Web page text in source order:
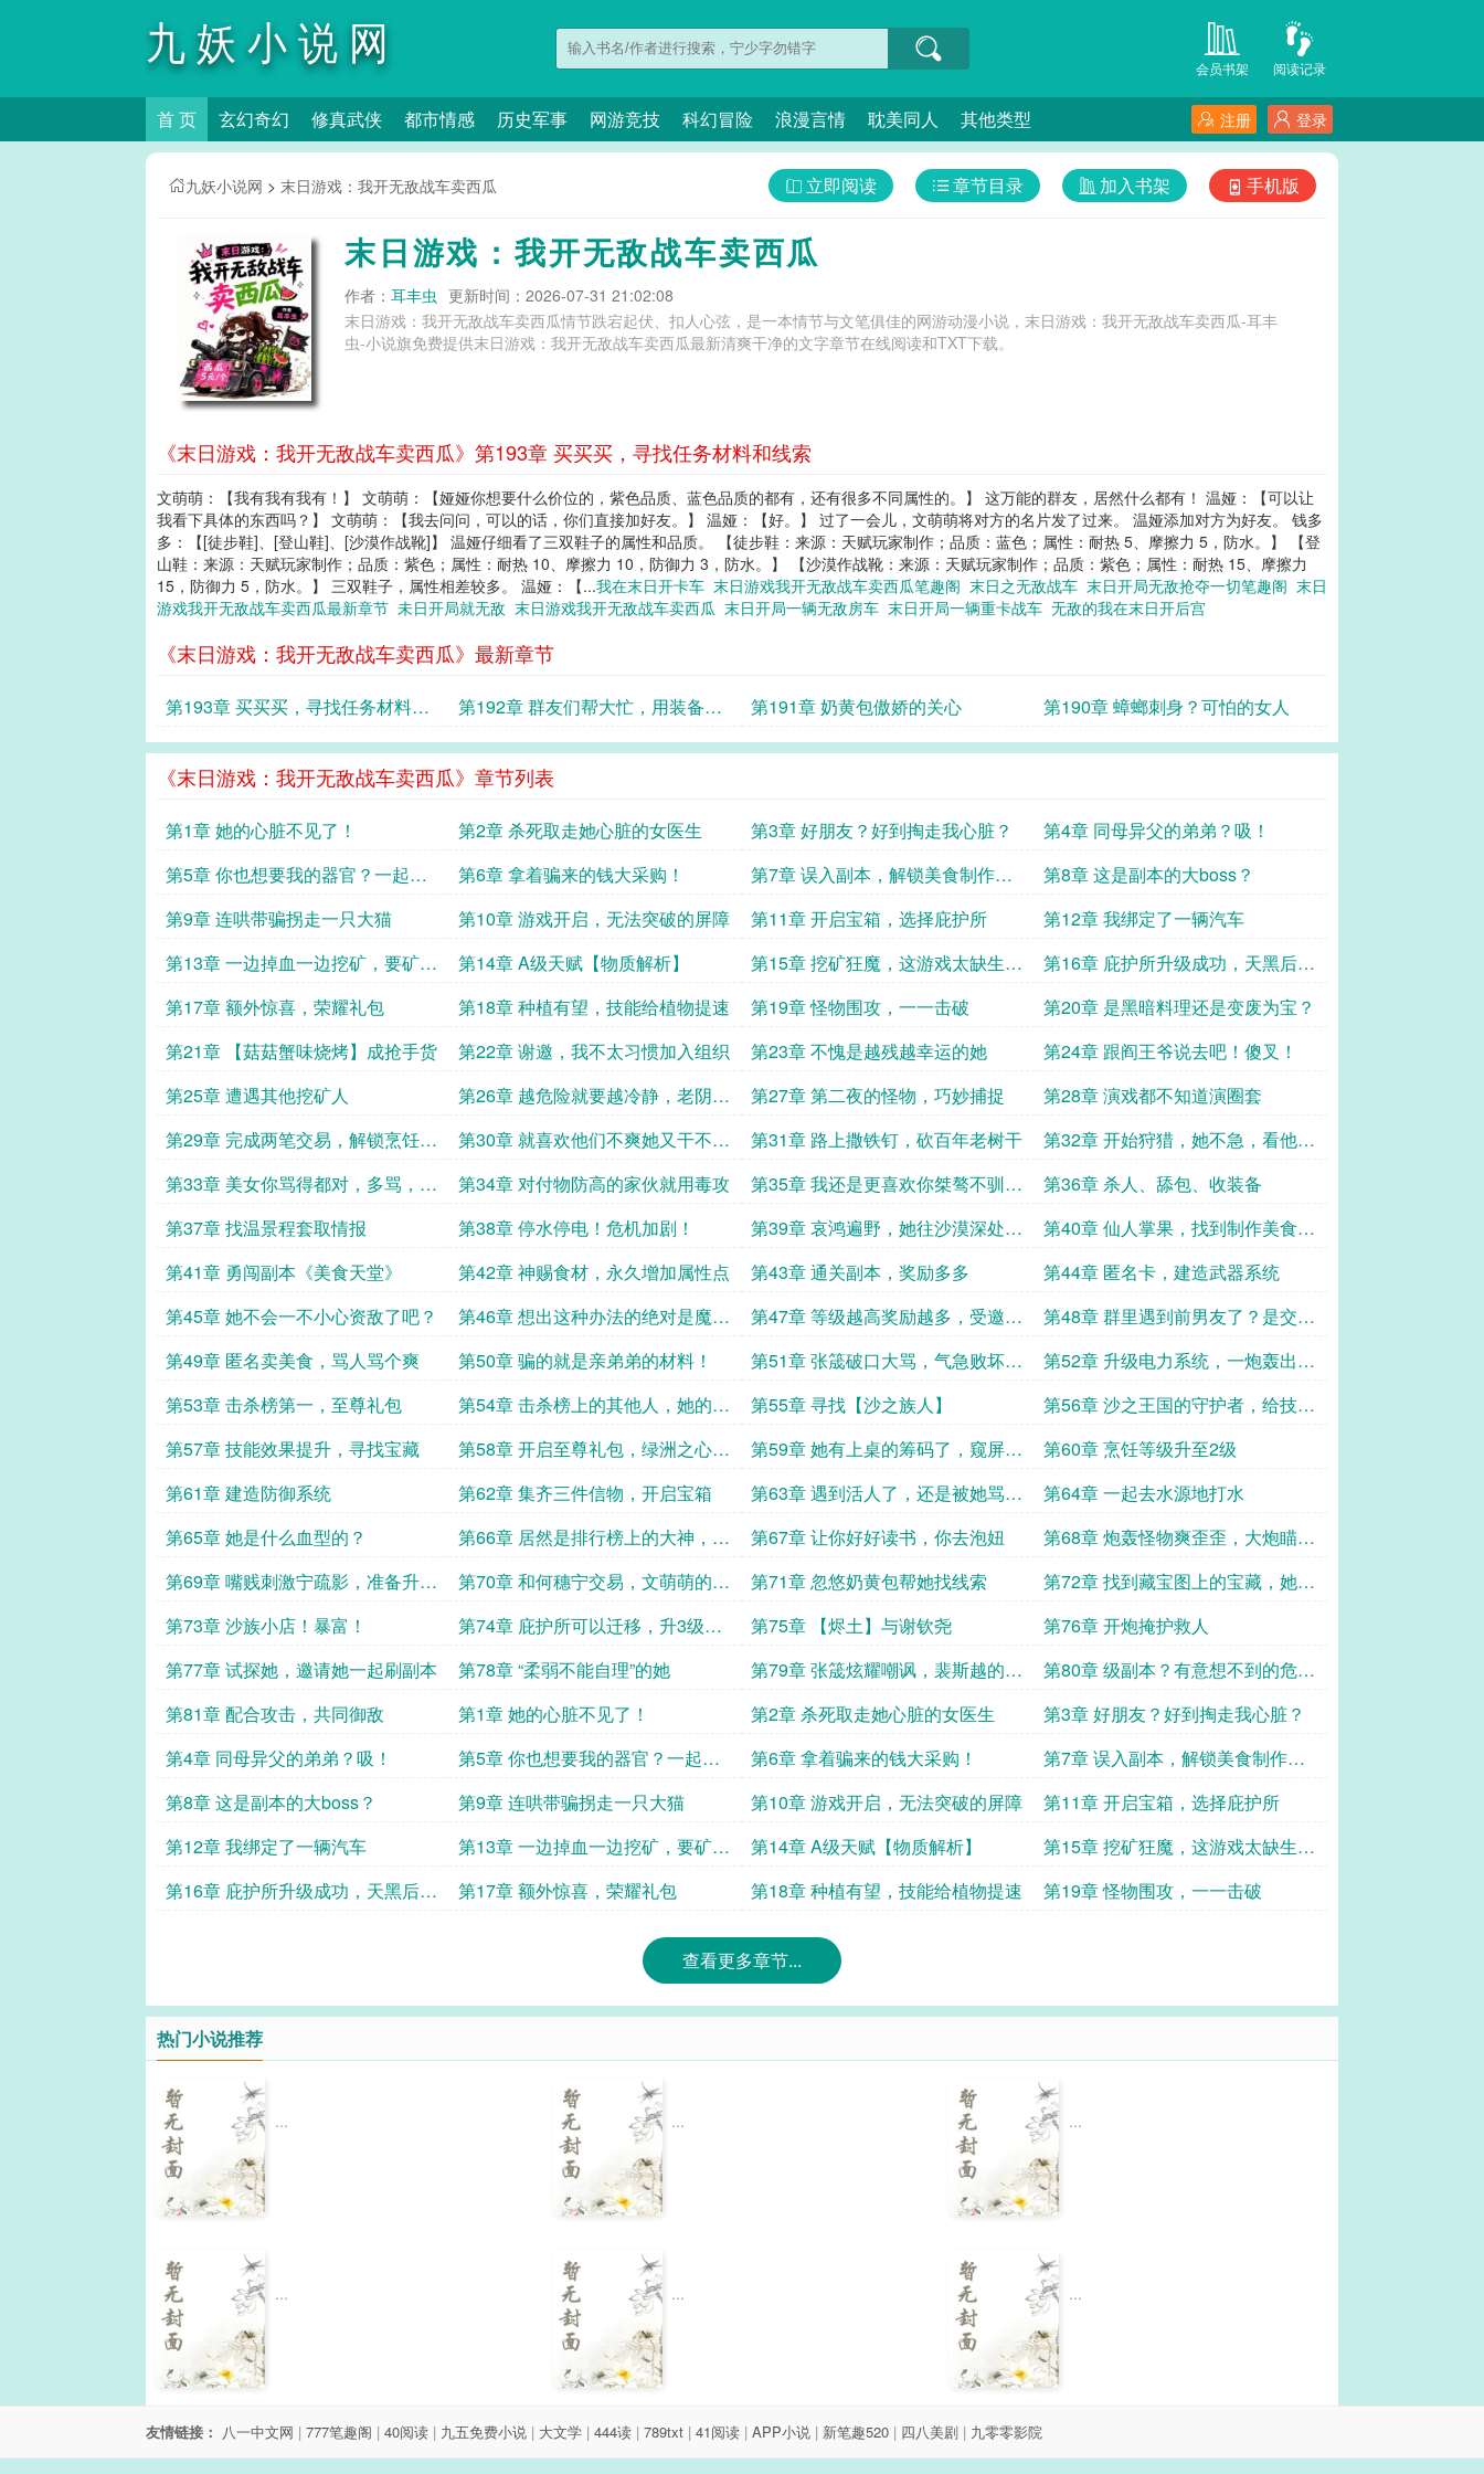
九妖小说网 阅读记录
会员书架
首 页 玄幻奇幻 修真武侠 都市情感 历史军事 网游竞技 科幻冒险 浪漫言情 耽美同人 其他类型 登录
注册
九妖小说网 > 末日游戏：我开无敌战车卖西瓜 手机版
加入书架
章节目录
立即阅读
末日游戏：我开无敌战车卖西瓜
作者： 耳丰虫 更新时间：2026-07-31 21:02:08
末日游戏：我开无敌战车卖西瓜情节跌宕起伏、扣人心弦，是一本情节与文笔俱佳的网游动漫小说，末日游戏：我开无敌战车卖西瓜-耳丰
虫-小说旗免费提供末日游戏：我开无敌战车卖西瓜最新清爽干净的文字章节在线阅读和TXT下载。
《末日游戏：我开无敌战车卖西瓜》第193章 买买买，寻找任务材料和线索
文萌萌：【我有我有我有！】 文萌萌：【娅娅你想要什么价位的，紫色品质、蓝色品质的都有，还有很多不同属性的。】 这万能的群友，居然什么都有！ 温娅：【可以让
我看下具体的东西吗？】 文萌萌：【我去问问，可以的话，你们直接加好友。】 温娅：【好。】 过了一会儿，文萌萌将对方的名片发了过来。 温娅添加对方为好友。 钱多
多：【[徒步鞋]、[登山鞋]、[沙漠作战靴]】 温娅仔细看了三双鞋子的属性和品质。 【徒步鞋：来源：天赋玩家制作；品质：蓝色；属性：耐热 5、摩擦力 5，防水。】 【登
山鞋：来源：天赋玩家制作；品质：紫色；属性：耐热 10、摩擦力 10，防御力 3，防水。】 【沙漠作战靴：来源：天赋玩家制作；品质：紫色；属性：耐热 15、摩擦力
15，防御力 5，防水。】 三双鞋子，属性相差较多。 温娅：【...我在末日开卡车 末日游戏我开无敌战车卖西瓜笔趣阁 末日之无敌战车 末日开局无敌抢夺一切笔趣阁 末日
游戏我开无敌战车卖西瓜最新章节 未日开局就无敌 末日游戏我开无敌战车卖西瓜 末日开局一辆无敌房车 末日开局一辆重卡战车 无敌的我在末日开后宫
《末日游戏：我开无敌战车卖西瓜》最新章节
第193章 买买买，寻找任务材料和
线索
第192章 群友们帮大忙，用装备提
升效率
第191章 奶黄包傲娇的关心 第190章 蟑螂刺身？可怕的女人
《末日游戏：我开无敌战车卖西瓜》章节列表
第1章 她的心脏不见了！ 第2章 杀死取走她心脏的女医生 第3章 好朋友？好到掏走我心脏？
第4章 同母异父的弟弟？吸！
第5章 你也想要我的器官？一起
吸！
第6章 拿着骗来的钱大采购！
第7章 误入副本，解锁美食制作方
法
第8章 这是副本的大boss？
第9章 连哄带骗拐走一只大猫
第10章 游戏开启，无法突破的屏障 第11章 开启宝箱，选择庇护所
第12章 我绑定了一辆汽车
第13章 一边掉血一边挖矿，要矿不
要命
第14章 A级天赋【物质解析】
第15章 挖矿狂魔，这游戏太缺生命
值了
第16章 庇护所升级成功，天黑后的
危险
第17章 额外惊喜，荣耀礼包 第18章 种植有望，技能给植物提速 第19章 怪物围攻，一一击破
第20章 是黑暗料理还是变废为宝？
第21章 【菇菇蟹味烧烤】成抢手货
第22章 谢邀，我不太习惯加入组织 第23章 不愧是越残越幸运的她
第24章 跟阎王爷说去吧！傻叉！
第25章 遭遇其他挖矿人
第26章 越危险就要越冷静，老阴比
要等机会
第27章 第二夜的怪物，巧妙捕捉
第28章 演戏都不知道演圈套
第29章 完成两笔交易，解锁烹饪技
能
第30章 就喜欢他们不爽她又干不掉
她的样子
第31章 路上撒铁钉，砍百年老树干
第32章 开始狩猎，她不急，看他们
急
第33章 美女你骂得都对，多骂，爱
听
第34章 对付物防高的家伙就用毒攻
第35章 我还是更喜欢你桀骜不驯的
模样
第36章 杀人、舔包、收装备
第37章 找温景程套取情报
第38章 停水停电！危机加剧！
第39章 哀鸿遍野，她往沙漠深处探
索
第40章 仙人掌果，找到制作美食规
律
第41章 勇闯副本《美食天堂》 第42章 神赐食材，永久增加属性点 第43章 通关副本，奖励多多
第44章 匿名卡，建造武器系统
第45章 她不会一不小心资敌了吧？
第46章 想出这种办法的绝对是魔
鬼！
第47章 等级越高奖励越多，受邀加
入交易群
第48章 群里遇到前男友了？是交易
伙伴！
第49章 匿名卖美食，骂人骂个爽 第50章 骗的就是亲弟弟的材料！
第51章 张筬破口大骂，气急败坏，
但是没有用
第52章 升级电力系统，一炮轰出隐
藏任务
第53章 击杀榜第一，至尊礼包
第54章 击杀榜上的其他人，她的英
勇往事
第55章 寻找【沙之族人】
第56章 沙之王国的守护者，给技能
赐福
第57章 技能效果提升，寻找宝藏
第58章 开启至尊礼包，绿洲之心
1/4
第59章 她有上桌的筹码了，窥屏看
群聊
第60章 烹饪等级升至2级
第61章 建造防御系统
第62章 集齐三件信物，开启宝箱
第63章 遇到活人了，还是被她骂过
的
第64章 一起去水源地打水
第65章 她是什么血型的？
第66章 居然是排行榜上的大神，膜
拜！
第67章 让你好好读书，你去泡妞
第68章 炮轰怪物爽歪歪，大炮瞄准
谢钦尧
第69章 嘴贱刺激宁疏影，准备升3
级材料
第70章 和何穗宁交易，文萌萌的恐
惧和无助
第71章 忽悠奶黄包帮她找线索
第72章 找到藏宝图上的宝藏，她满
口鬼话
第73章 沙族小店！暴富！
第74章 庇护所可以迁移，升3级庇
护所
第75章 【烬土】与谢钦尧
第76章 开炮掩护救人
第77章 试探她，邀请她一起刷副本
第78章 “柔弱不能自理”的她
第79章 张筬炫耀嘲讽，裴斯越的关
心
第80章 级副本？有意想不到的危
险！
第81章 配合攻击，共同御敌 第1章 她的心脏不见了！ 第2章 杀死取走她心脏的女医生
第3章 好朋友？好到掏走我心脏？
第4章 同母异父的弟弟？吸！
第5章 你也想要我的器官？一起
吸！
第6章 拿着骗来的钱大采购！
第7章 误入副本，解锁美食制作方
法
第8章 这是副本的大boss？ 第9章 连哄带骗拐走一只大猫 第10章 游戏开启，无法突破的屏障
第11章 开启宝箱，选择庇护所
第12章 我绑定了一辆汽车
第13章 一边掉血一边挖矿，要矿不
要命
第14章 A级天赋【物质解析】
第15章 挖矿狂魔，这游戏太缺生命
值了
第16章 庇护所升级成功，天黑后的
第17章 额外惊喜，荣耀礼包 第18章 种植有望，技能给植物提速 第19章 怪物围攻，一一击破
查看更多章节...
热门小说推荐
... ... ...
... ... ...
友情链接： 八一中文网 | 777笔趣阁 | 40阅读 | 九五免费小说 | 大文学 | 444读 | 789txt | 41阅读 | APP小说 | 新笔趣520 | 四八美剧 | 九零零影院